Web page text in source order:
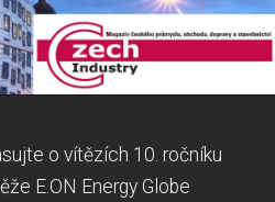
o vítězích 10. ročníku
E.ON Energy Globe